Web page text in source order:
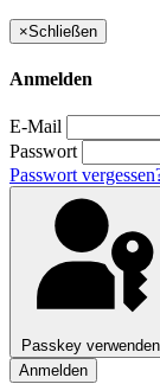
×Schließen
Anmelden
E-Mail
Passwort
Passwort
Passkey verwenden
Anmelden